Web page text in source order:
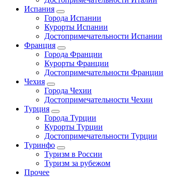
Испания
Города Испании
Курорты Испании
Достопримечательности Испании
Франция
Города Франции
Курорты Франции
Достопримечательности Франции
Чехия
Города Чехии
Достопримечательности Чехии
Турция
Города Турции
Курорты Турции
Достопримечательности Турции
Туринфо
Туризм в России
Туризм за рубежом
Прочее